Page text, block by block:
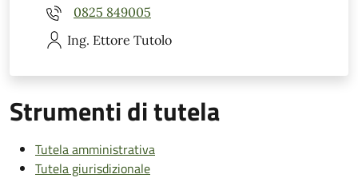
0825 849005
Ing. Ettore Tutolo
Strumenti di tutela
Tutela amministrativa
Tutela giurisdizionale